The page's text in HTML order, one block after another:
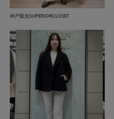
神戸阪急SUPERIORCLOSET